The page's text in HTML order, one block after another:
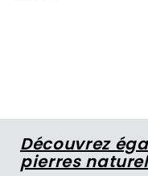
Découvrez
pierres